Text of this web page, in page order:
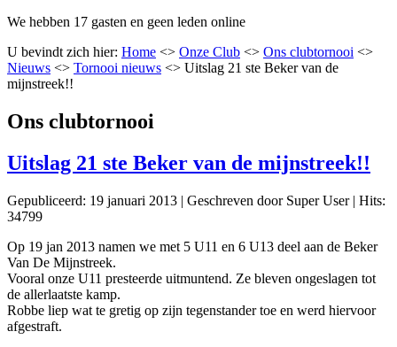
We hebben 17 gasten en geen leden online
U bevindt zich hier: Home <> Onze Club <> Ons clubtornooi <>
Nieuws <> Tornooi nieuws <> Uitslag 21 ste Beker van de
mijnstreek!!
Ons clubtornooi
Uitslag 21 ste Beker van de mijnstreek!!
Gepubliceerd: 19 januari 2013 | Geschreven door Super User| Hits:
34799
Op 19 jan 2013 namen we met 5 U11 en 6 U13 deel aan de Beker
Van De Mijnstreek.
Vooral onze U11 presteerde uitmuntend. Ze bleven ongeslagen tot
de allerlaatste kamp.
Robbe liep wat te gretig op zijn tegenstander toe en werd hiervoor
afgestraft.